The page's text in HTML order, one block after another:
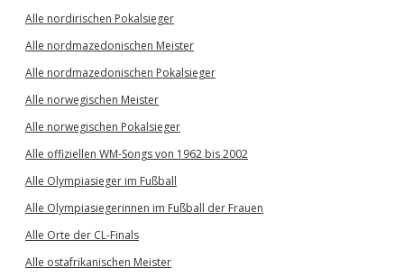
Alle nordirischen Pokalsieger
Alle nordmazedonischen Meister
Alle nordmazedonischen Pokalsieger
Alle norwegischen Meister
Alle norwegischen Pokalsieger
Alle offiziellen WM-Songs von 1962 bis 2002
Alle Olympiasieger im Fußball
Alle Olympiasiegerinnen im Fußball der Frauen
Alle Orte der CL-Finals
Alle ostafrikanischen Meister